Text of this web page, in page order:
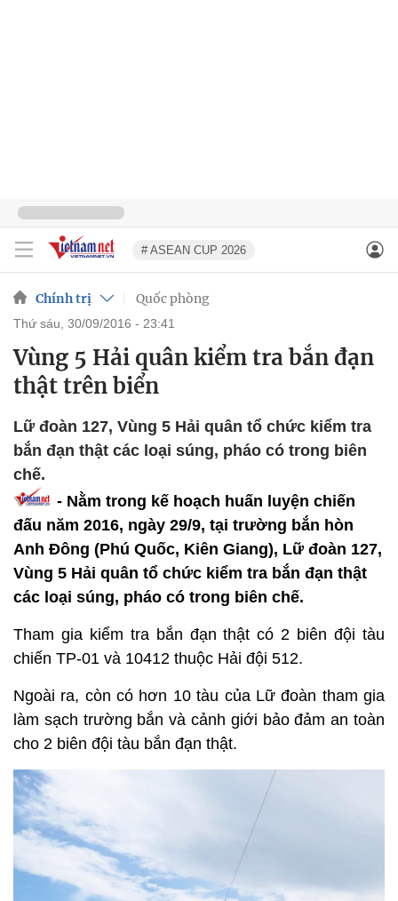
# ASEAN CUP 2026
Chính trị Quốc phòng
thứ sáu, 30/09/2016 - 23:41
Vùng 5 Hải quân kiểm tra bắn đạn
thật trên biển
Lữ đoàn 127, Vùng 5 Hải quân tổ chức kiểm tra
bắn đạn thật các loại súng, pháo có trong biên
chế.
- Nằm trong kế hoạch huấn luyện chiến
đấu năm 2016, ngày 29/9, tại trường bắn hòn
Anh Đông (Phú Quốc, Kiên Giang), Lữ đoàn 127,
Vùng 5 Hải quân tổ chức kiểm tra bắn đạn thật
các loại súng, pháo có trong biên chế.
Tham gia kiểm tra bắn đạn thật có 2 biên đội tàu
chiến TP-01 và 10412 thuộc Hải đội 512.
Ngoài ra, còn có hơn 10 tàu của Lữ đoàn tham gia
làm sạch trường bắn và cảnh giới bảo đảm an toàn
cho 2 biên đội tàu bắn đạn thật.